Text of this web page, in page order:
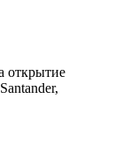
открытие